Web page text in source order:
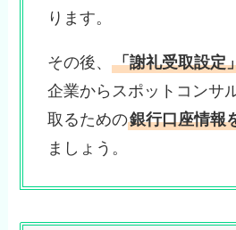
ります。
その後、「謝礼受取設定
企業からスポットコンサ
取るための銀行口座情報
ましょう。